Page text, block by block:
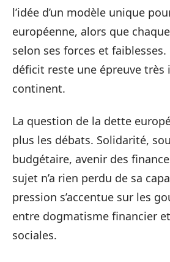
l’idée d’un modèle unique
européenne, alors que
selon ses forces et
déficit reste une épreuve très
continent.
La question de la dette
plus les débats. Solidarité,
budgétaire, avenir des
sujet n’a rien perdu de sa
pression s’accentue sur les
entre dogmatisme financier
sociales.